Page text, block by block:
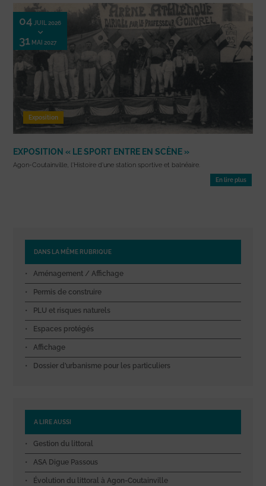
04 JUIL 2026
31 MAI 2027
Exposition
EXPOSITION « LE SPORT ENTRE EN SCÈNE »
Agon-Coutainville, l'Histoire d'une station sportive et balnéaire.
En lire plus
DANS LA MÊME RUBRIQUE
Aménagement / Affichage
Permis de construire
PLU et risques naturels
Espaces protégés
Affichage
Dossier d’urbanisme pour les particuliers
A LIRE AUSSI
Gestion du littoral
ASA Digue Passous
Évolution du littoral à Agon-Coutainville